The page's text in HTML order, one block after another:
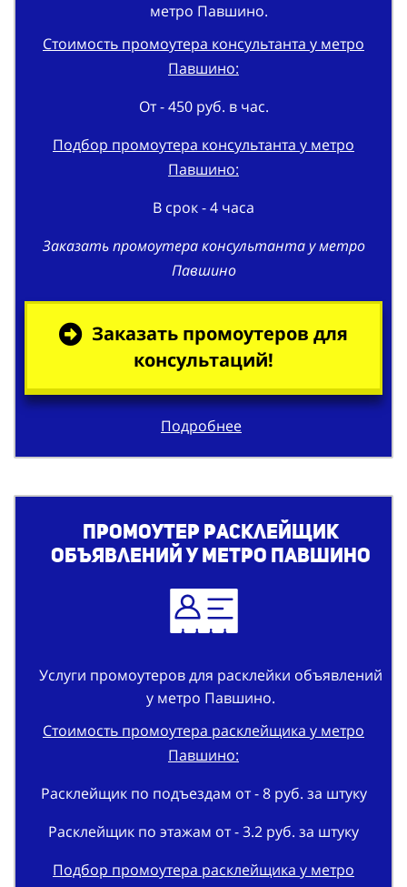
метро Павшино.
Стоимость промоутера консультанта у метро
Павшино:
От - 450 руб. в час.
Подбор промоутера консультанта у метро
Павшино:
В срок - 4 часа
Заказать промоутера консультанта у метро
Павшино
Заказать промоутеров для
консультаций!
Подробнее
Промоутер расклейщик
объявлений у метро Павшино
Услуги промоутеров для расклейки объявлений
у метро Павшино.
Стоимость промоутера расклейщика у метро
Павшино:
Расклейщик по подъездам от - 8 руб. за штуку
Расклейщик по этажам от - 3.2 руб. за штуку
Подбор промоутера расклейщика у метро